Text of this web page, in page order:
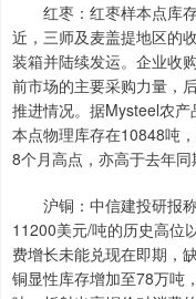
红枣：红枣样本点库存
近，三师及麦盖提地区的
装箱并陆续发运。企业收
前市场的主要采购力量，
推进情况。据Mysteel农
本点物理库存在10848吨
8个月高点，亦高于去年同
沪铜：中信建投研报称
11200美元/吨的历史高位
费增长未能兑现在即期，
铜显性库存增加至78万吨